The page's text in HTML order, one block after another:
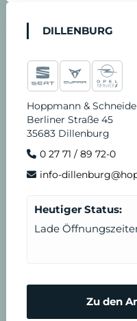
DILLENBURG
Hoppmann &
Berliner Straße 45
35683 Dillenburg
0 27 71 / 89 72-0
info-
Heutiger Status:
Lade
Zu den